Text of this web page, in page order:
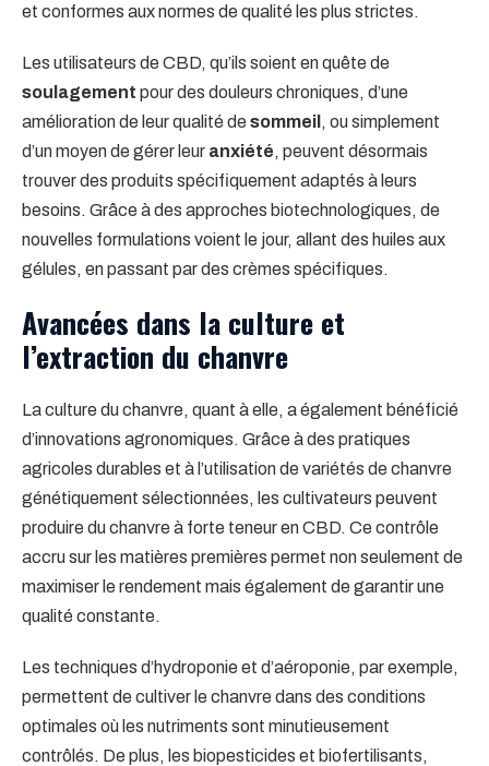
et conformes aux normes de qualité les plus strictes.
Les utilisateurs de CBD, qu’ils soient en quête de
soulagement pour des douleurs chroniques, d’une
amélioration de leur qualité desommeil , ou simplement
d’un moyen de gérer leur anxiété, peuvent désormais
trouver des produits spécifiquement adaptés à leurs
besoins. Grâce à des approches biotechnologiques, de
nouvelles formulations voient le jour, allant des huiles aux
gélules, en passant par des crèmes spécifiques.
Avancées dans la culture et
l’extraction du chanvre
La culture du chanvre, quant à elle, a également bénéficié
d’innovations agronomiques. Grâce à des pratiques
agricoles durables et à l’utilisation de variétés de chanvre
génétiquement sélectionnées, les cultivateurs peuvent
produire du chanvre à forte teneur en CBD. Ce contrôle
accru sur les matières premières permet non seulement de
maximiser le rendement mais également de garantir une
qualité constante.
Les techniques d’hydroponie et d’aéroponie, par exemple,
permettent de cultiver le chanvre dans des conditions
optimales où les nutriments sont minutieusement
contrôlés. De plus, les biopesticides et biofertilisants,